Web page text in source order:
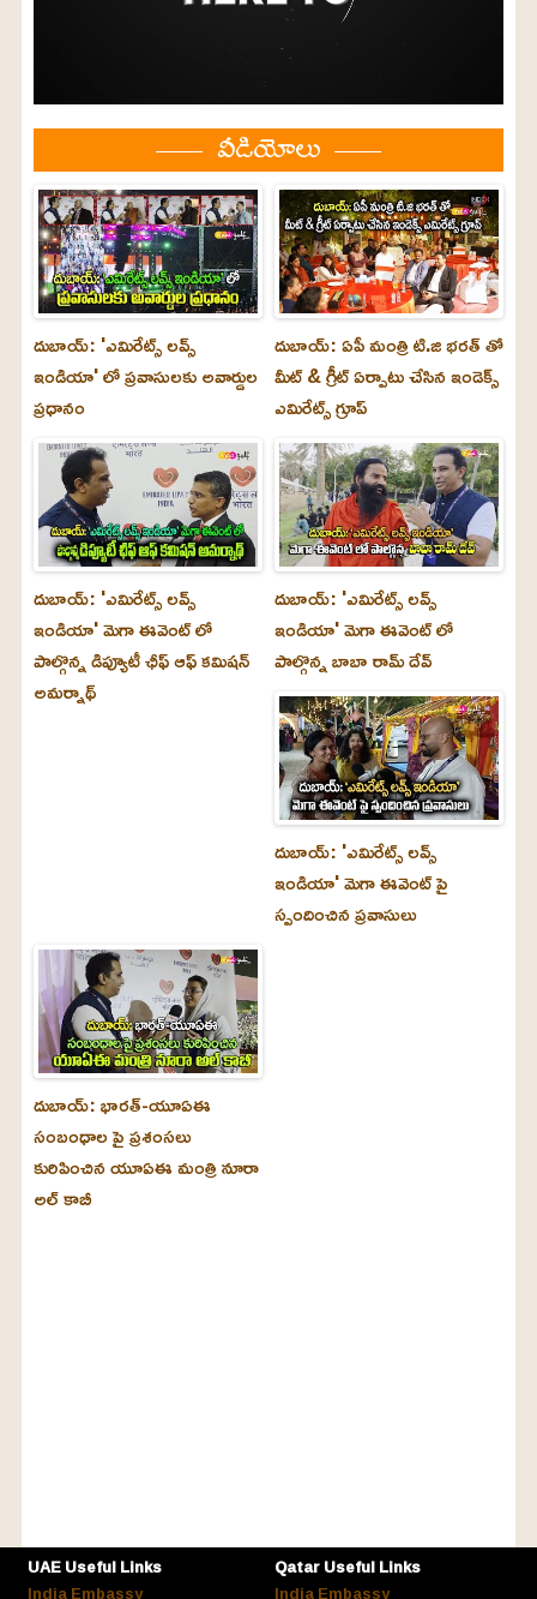
వీడియోలు
దుబాయ్: 'ఎమిరేట్స్ లవ్స్
ఇండియా' లో ప్రవాసులకు అవార్డుల
ప్రధానం
దుబాయ్: ఏపీ మంత్రి టి.జి భరత్ తో
మీట్ & గ్రీట్ ఏర్పాటు చేసిన ఇండెక్స్
ఎమిరేట్స్ గ్రూప్
దుబాయ్‌: 'ఎమిరేట్స్ లవ్స్
ఇండియా' మెగా ఈవెంట్ లో
పాల్గొన్న డిప్యూటీ ఛీఫ్ ఆఫ్ కమిషన్
అమర్నాథ్
దుబాయ్‌: 'ఎమిరేట్స్ లవ్స్
ఇండియా' మెగా ఈవెంట్ లో
పాల్గొన్న బాబా రామ్ దేవ్
దుబాయ్‌: 'ఎమిరేట్స్ లవ్స్
ఇండియా' మెగా ఈవెంట్ పై
స్పందించిన ప్రవాసులు
దుబాయ్‌: భారత్-యూఏఈ
సంబంధాల పై ప్రశంసలు
కురిపించిన యూఏఈ మంత్రి నూరా
అల్‌ కాబీ
UAE Useful Links
Qatar Useful Links